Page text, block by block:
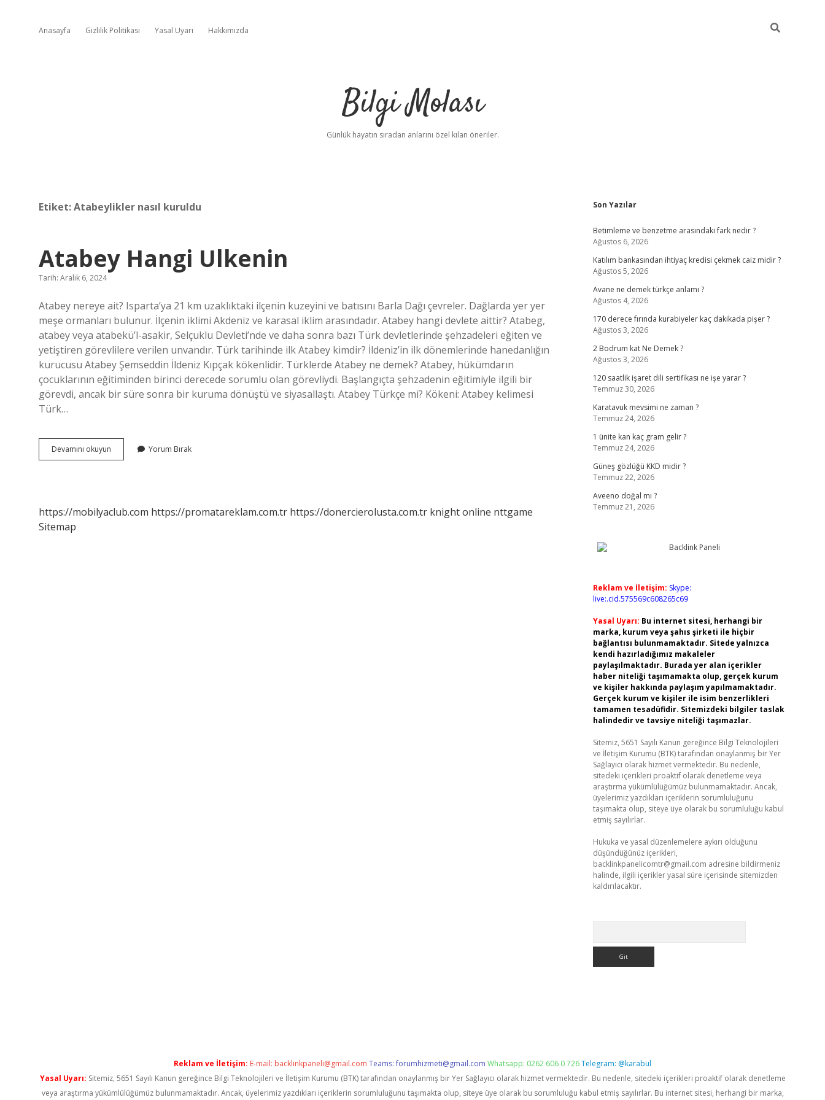
Anasayfa Gizlilik Politikası Yasal Uyarı Hakkımızda
Bilgi Molası
Günlük hayatın sıradan anlarını özel kılan öneriler.
Etiket:Atabeylikler nasıl kuruldu
Atabey Hangi Ulkenin
Tarih: Aralık 6, 2024
Atabey nereye ait? Isparta’ya 21 km uzaklıktaki ilçenin kuzeyini ve batısını Barla Dağı çevreler. Dağlarda yer yer
meşe ormanları bulunur. İlçenin iklimi Akdeniz ve karasal iklim arasındadır. Atabey hangi devlete aittir? Atabeg,
atabey veya atabekü’l-asakir, Selçuklu Devleti’nde ve daha sonra bazı Türk devletlerinde şehzadeleri eğiten ve
yetiştiren görevlilere verilen unvandır. Türk tarihinde ilk Atabey kimdir? İldeniz’in ilk dönemlerinde hanedanlığın
kurucusu Atabey Şemseddin İldeniz Kıpçak kökenlidir. Türklerde Atabey ne demek? Atabey, hükümdarın
çocuklarının eğitiminden birinci derecede sorumlu olan görevliydi. Başlangıçta şehzadenin eğitimiyle ilgili bir
görevdi, ancak bir süre sonra bir kuruma dönüştü ve siyasallaştı. Atabey Türkçe mi? Kökeni: Atabey kelimesi
Türk…
Devamını okuyun
Hangi
Yorum Bırak
https://mobilyaclub.com https://promatareklam.com.tr https://donercierolusta.com.tr knight online nttgame
Sitemap
Sidebar
Son Yazılar
Betimleme ve benzetme arasındaki fark nedir ?
Ağustos 6, 2026
Katılım bankasından ihtiyaç kredisi çekmek caiz midir ?
Ağustos 5, 2026
Avane ne demek türkçe anlamı ?
Ağustos 4, 2026
170 derece fırında kurabiyeler kaç dakikada pişer ?
Ağustos 3, 2026
2 Bodrum kat Ne Demek ?
Ağustos 3, 2026
120 saatlik işaret dili sertifikası ne işe yarar ?
Temmuz 30, 2026
Karatavuk mevsimi ne zaman ?
Temmuz 24, 2026
1 ünite kan kaç gram gelir ?
Temmuz 24, 2026
Güneş gözlüğü KKD midir ?
Temmuz 22, 2026
Aveeno doğal mı ?
Temmuz 21, 2026
Reklam ve İletişim: Skype:
live:.cid.575569c608265c69
Yasal Uyarı: Bu internet sitesi, herhangi bir
marka, kurum veya şahıs şirketi ile hiçbir
bağlantısı bulunmamaktadır. Sitede yalnızca
kendi hazırladığımız makaleler
paylaşılmaktadır. Burada yer alan içerikler
haber niteliği taşımamakta olup, gerçek kurum
ve kişiler hakkında paylaşım yapılmamaktadır.
Gerçek kurum ve kişiler ile isim benzerlikleri
tamamen tesadüfidir. Sitemizdeki bilgiler taslak
halindedir ve tavsiye niteliği taşımazlar.
Sitemiz, 5651 Sayılı Kanun gereğince Bilgi Teknolojileri
ve İletişim Kurumu (BTK) tarafından onaylanmış bir Yer
Sağlayıcı olarak hizmet vermektedir. Bu nedenle,
sitedeki içerikleri proaktif olarak denetleme veya
araştırma yükümlülüğümüz bulunmamaktadır. Ancak,
üyelerimiz yazdıkları içeriklerin sorumluluğunu
taşımakta olup, siteye üye olarak bu sorumluluğu kabul
etmiş sayılırlar.
Hukuka ve yasal düzenlemelere aykırı olduğunu
düşündüğünüz içerikleri,
backlinkpanelicomtr@gmail.com adresine bildirmeniz
halinde, ilgili içerikler yasal süre içerisinde sitemizden
kaldırılacaktır.
Reklam ve İletişim: E-mail: backlinkpaneli@gmail.com Teams:forumhizmeti@gmail.com Whatsapp: 0262 606 0 726Telegram: @karabul
Yasal Uyarı: Sitemiz, 5651 Sayılı Kanun gereğince Bilgi Teknolojileri ve İletişim Kurumu (BTK) tarafından onaylanmış bir Yer Sağlayıcı olarak hizmet vermektedir. Bu nedenle, sitedeki içerikleri proaktif olarak denetleme
veya araştırma yükümlülüğümüz bulunmamaktadır. Ancak, üyelerimiz yazdıkları içeriklerin sorumluluğunu taşımakta olup, siteye üye olarak bu sorumluluğu kabul etmiş sayılırlar. Bu internet sitesi, herhangi bir marka,